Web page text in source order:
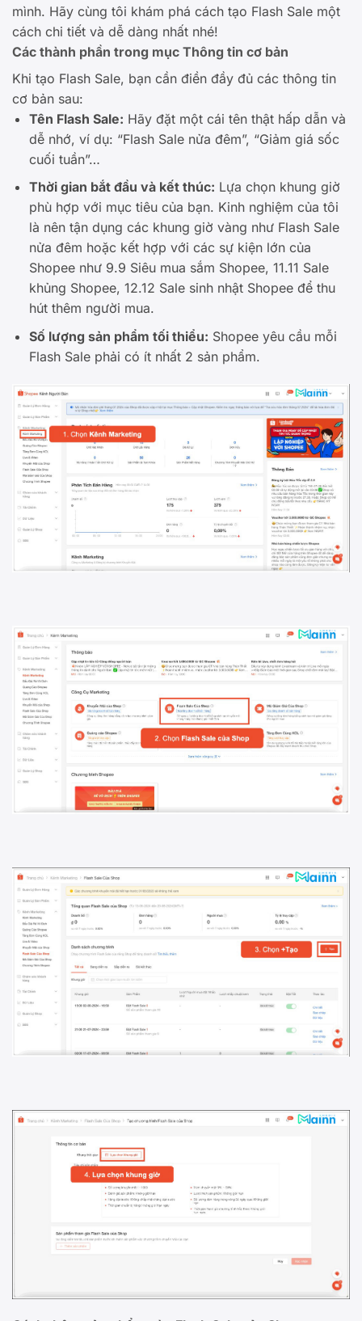
mình. Hãy cùng tôi khám phá cách tạo Flash Sale một
cách chi tiết và dễ dàng nhất nhé!
Các thành phần trong mục Thông tin cơ bản
Khi tạo Flash Sale, bạn cần điền đầy đủ các thông tin
cơ bản sau:
Tên Flash Sale: Hãy đặt một cái tên thật hấp dẫn và
dễ nhớ, ví dụ: “Flash Sale nửa đêm”, “Giảm giá sốc
cuối tuần”…
Thời gian bắt đầu và kết thúc: Lựa chọn khung giờ
phù hợp với mục tiêu của bạn. Kinh nghiệm của tôi
là nên tận dụng các khung giờ vàng như Flash Sale
nửa đêm hoặc kết hợp với các sự kiện lớn của
Shopee như 9.9 Siêu mua sắm Shopee, 11.11 Sale
khủng Shopee, 12.12 Sale sinh nhật Shopee để thu
hút thêm người mua.
Số lượng sản phẩm tối thiểu: Shopee yêu cầu mỗi
Flash Sale phải có ít nhất 2 sản phẩm.